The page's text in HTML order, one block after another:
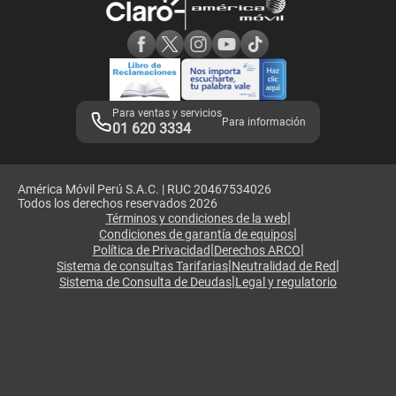
Adquirientes iPhone 6, 6S y SE
Mensaje de Seguridad
Términos y Condiciones de Tienda Claro
Libro de Reclamaciones
Legales de marketplace
Para ventas y servicios
01 620 3334 Para información
América Móvil Perú S.A.C. | RUC 20467534026
Todos los derechos reservados 2026
Términos y condiciones de la web|
Condiciones de garantía de equipos|
Política de Privacidad|Derechos ARCO|
Sistema de consultas Tarifarias|Neutralidad de Red|
Sistema de Consulta de Deudas|Legal y regulatorio